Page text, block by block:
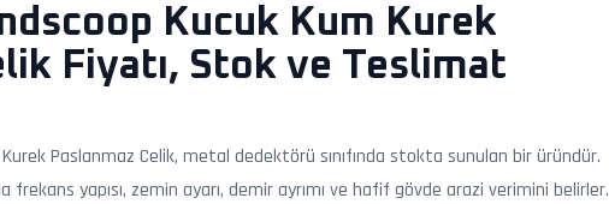
Kucuk Kum Kurek
Fiyatı, Stok ve Teslimat
Paslanmaz Celik, metal dedektörü sınıfında stokta sunulan bir üründür.
frekans yapısı, zemin ayarı, demir ayrımı ve hafif gövde arazi verimini belirler.